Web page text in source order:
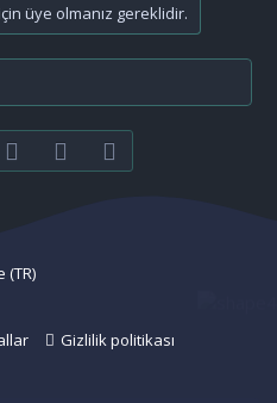
üye olmanız gereklidir.
youtubeBize ulaşın
(TR)
Gizlilik politikası